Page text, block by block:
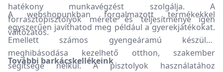
hatékony munkavégzést szolgálja. A
forrasztópisztolyok mérete és teljesítménye igen
változatos.
A webshopunkban forgalmazott termékekkel
egyszerűen javíthatod meg például a gyerekjátékokat.
Emellett számos gyengeáramú készülék
meghibásodása kezelhető otthon, szakember
segítsége nélkül. A pisztolyok használatához
További barkácskellékeink